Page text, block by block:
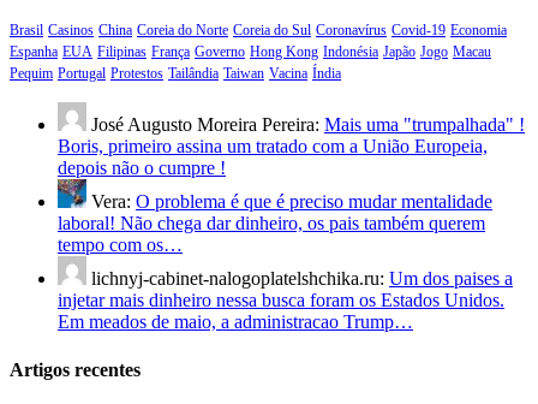
Brasil Casinos China Coreia do Norte Coreia do Sul Coronavírus Covid-19 Economia
Espanha EUA Filipinas França Governo Hong Kong Indonésia Japão Jogo Macau
Pequim Portugal Protestos Tailândia Taiwan Vacina Índia
José Augusto Moreira Pereira: Mais uma "trumpalhada" !
Boris, primeiro assina um tratado com a União Europeia,
depois não o cumpre !
Vera: O problema é que é preciso mudar mentalidade
laboral! Não chega dar dinheiro, os pais também querem
tempo com os…
lichnyj-cabinet-nalogoplatelshchika.ru: Um dos paises a
injetar mais dinheiro nessa busca foram os Estados Unidos.
Em meados de maio, a administracao Trump…
Artigos recentes